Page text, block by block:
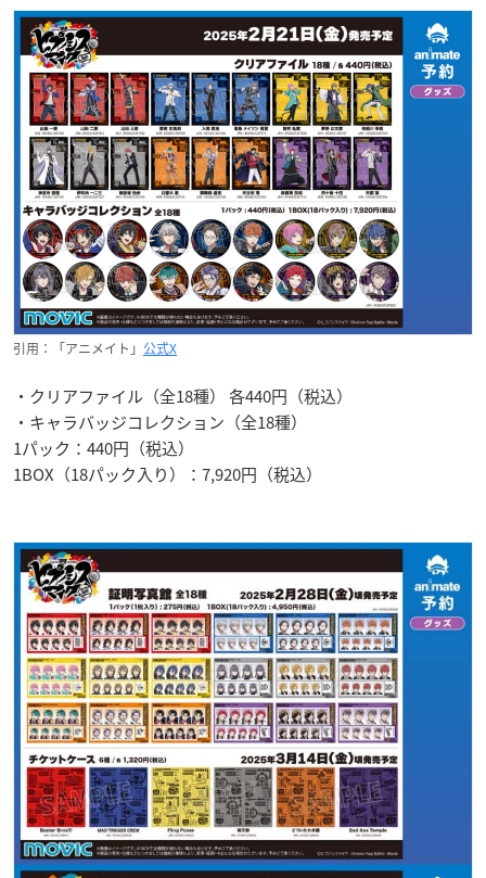
引用：「アニメイト」 公式X
・クリアファイル（全18種） 各440円（税込）
・キャラバッジコレクション（全18種）
1パック：440円（税込）
1BOX（18パック入り）：7,920円（税込）